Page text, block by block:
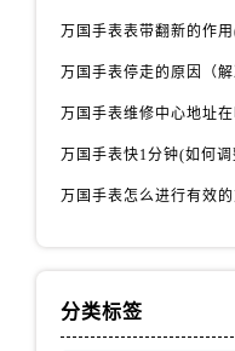
万国手表停走的原因（解
万国手表维修中心地址在
分类标签